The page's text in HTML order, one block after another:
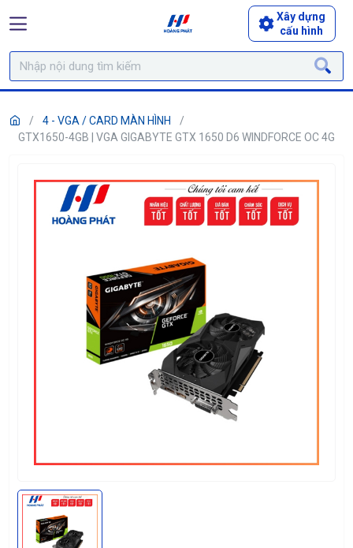
Xây dựng
cấu hình
4 - VGA / CARD MÀN HÌNH
GTX1650-4GB | VGA GIGABYTE GTX 1650 D6 WINDFORCE OC 4G